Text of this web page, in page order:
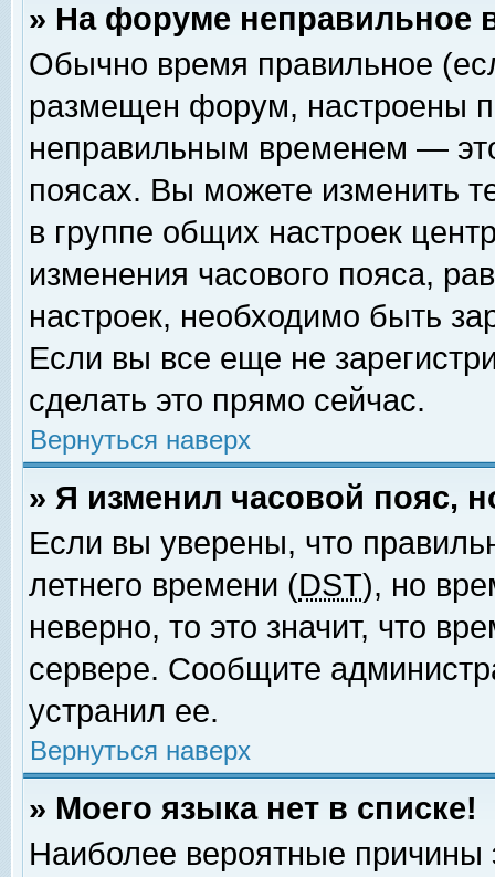
» На форуме неправильное
Обычно время правильное
размещен форум, настроены
неправильным временем —
поясах. Вы можете изменить
в группе общих настроек
изменения часового пояса,
настроек, необходимо быть
Если вы все еще не
сделать это прямо сейчас.
Вернуться наверх
» Я изменил часовой пояс,
Если вы уверены, что
летнего времени (DST), но
неверно, то это значит, что
сервере. Сообщите
устранил ее.
Вернуться наверх
» Моего языка нет в списке!
Наиболее вероятные причины